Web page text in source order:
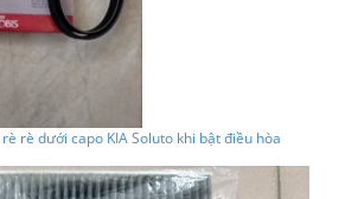
rè dưới capo KIA Soluto khi bật điều hòa